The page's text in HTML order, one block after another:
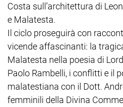
Costa sull’architettura di
e Malatesta.
Il ciclo proseguirà con
vicende affascinanti: la
Malatesta nella poesia di
Paolo Rambelli, i conflitti e il
malatestiana con il Dott.
femminili della Divina